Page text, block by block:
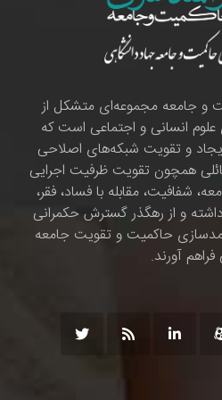
و جامعه مجموعه‌ای متشکل از
انسانی و اجتماعی است که
و تقویت شبکه‌های اصلاحی
همچون تقویت ظرفیت اجرایی
شفافیت، مقابله با فساد، فقر،
و از رهگذر گسترش حکمرانی
حاکمیت و تقویت جامعه
آورند.